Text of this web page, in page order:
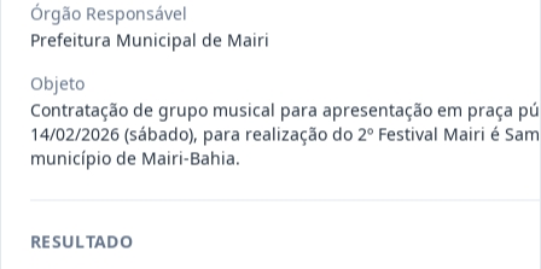
011-
Termo
Inicial
Contratação de empresa especializada
na realização de evento
Situação: Encerrado Data 04/08/2026
Órgão Responsável
Prefeitura Municipal de Mairi
Objeto
Contratação de grupo musical para apresentação em praça
14/02/2026 (sábado), para realização do 2º Festival Mairi é
município de Mairi-Bahia.
RESULTADO